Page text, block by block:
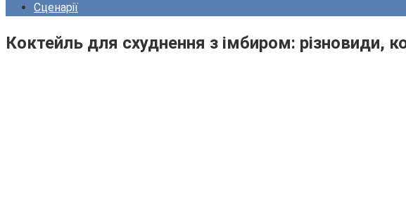
Сценарії
Коктейль для схуднення з імбиром: різновиди,